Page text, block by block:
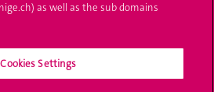
as well as the sub domains
Cookies Settings